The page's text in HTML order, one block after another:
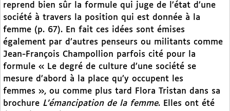
reprend bien sûr la formule qui juge de l’état d’une
société à travers la position qui est donnée à la
femme (p. 67). En fait ces idées sont émises
également par d’autres penseurs ou militants comme
Jean-François Champollion parfois cité pour la
formule « Le degré de culture d’une société se
mesure d’abord à la place qu’y occupent les
femmes », ou comme plus tard Flora Tristan dans sa
brochure L’émancipation de la femme. Elles ont été